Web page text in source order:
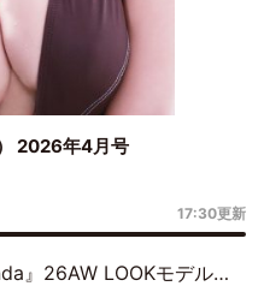
2026年4月号
17:30更新
26AW LOOKモデルに就任